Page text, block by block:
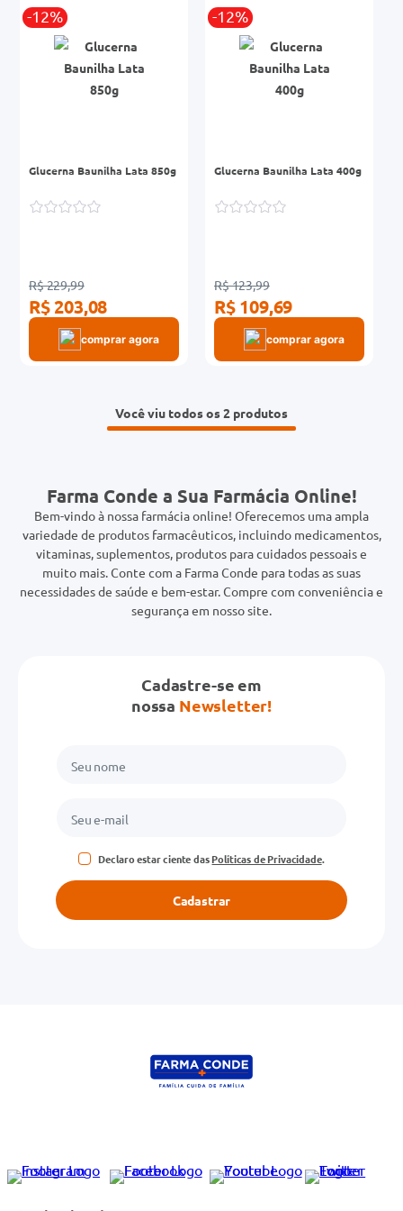
-12%
Glucerna Baunilha Lata 850g
R$ 229,99
R$ 203,08
comprar agora
-12%
Glucerna Baunilha Lata 400g
R$ 123,99
R$ 109,69
comprar agora
Você viu todos os 2
Farma Conde a Sua Farmácia Online!
Bem-vindo à nossa farmácia online! Oferecemos uma ampla
variedade de produtos farmacêuticos, incluindo medicamentos,
vitaminas, suplementos, produtos para cuidados pessoais e
muito mais. Conte com a Farma Conde para todas as suas
necessidades de saúde e bem-estar. Compre com conveniência e
segurança em nosso site.
Cadastre-se em
nossa Newsletter!
Declaro estar ciente dasPolíticas de Privacidade.
Cadastrar